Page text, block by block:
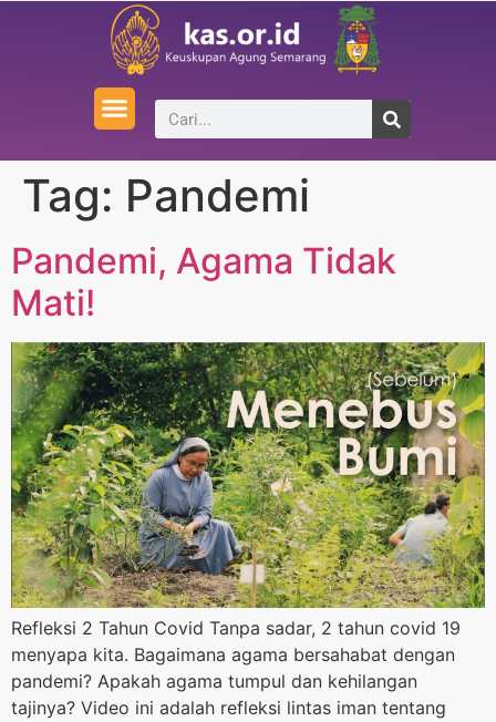
Tag: Pandemi
Pandemi, Agama Tidak
Mati!
Refleksi 2 Tahun Covid Tanpa sadar, 2 tahun covid 19
menyapa kita. Bagaimana agama bersahabat dengan
pandemi? Apakah agama tumpul dan kehilangan
tajinya? Video ini adalah refleksi lintas iman tentang